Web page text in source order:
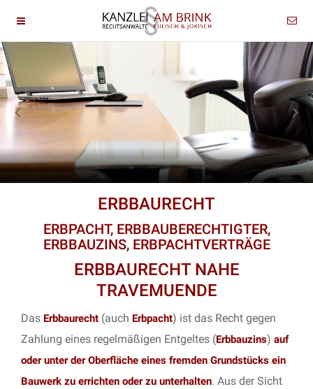
ERBBAURECHT
ERBPACHT, ERBBAUBERECHTIGTER,
ERBBAUZINS, ERBPACHTVERTRÄGE
ERBBAURECHT NAHE
TRAVEMUENDE
Das Erbbaurecht (auch Erbpacht) ist das Recht gegen
Zahlung eines regelmäßigen Entgeltes (Erbbauzins) auf
oder unter der Oberfläche eines fremden Grundstücks ein
Bauwerk zu errichten oder zu unterhalten. Aus der Sicht